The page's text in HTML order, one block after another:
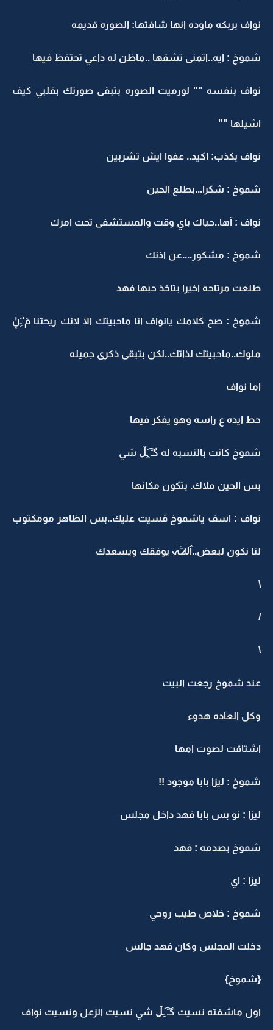
نواف بربكه ماوده انها شافتها: الصوره قديمه
شموخ : ايه..اتمنى تشقها ..ماظن له داعي تحتفظ فيها
نواف بنفسه "" لورميت الصوره بتبقى صورتك بقلبي كيف
اشيلها ""
نواف بكذب: اكيد.. عفوا ايش تشربين
شموخ : شكرا...بطلع الحين
نواف : آها..حياك باي وقت والمستشفى تحت امرك
شموخ : مشكور....عن اذنك
طلعت مرتاحه اخيرا بتاخذ حبها فهد
شموخ : صح كلامك يانواف انا ماحبيتك اﻻ ﻻنك ريحتنا مَ‘ـَِنٍْ
ملوك..ماحبيتك لذاتك..لكن بتبقى ذكرى جميله
اما نواف
حط ايده ع راسه وهو يفكر فيها
شموخ كانت بالنسبه له ‏گـّ ̯͡ـڵ شي
بس الحين ملاك. بتكون مكانها
نواف : اسف ياشموخ قسيت عليك..بس الظاهر مومكتوب
لنا نكون لبعض..ٱل̷̷لـَـََہ يوفقك ويسعدك
\
/
\
عند شموخ رجعت البيت
وكل العاده هدوء
اشتاقت لصوت امها
شموخ : ليزا بابا موجود !!
ليزا : نو بس بابا فهد داخل مجلس
شموخ بصدمه : فهد
ليزا : اي
شموخ : خلاص طيب روحي
دخلت المجلس وكان فهد جالس
{شموخ}
اول ماشفته نسيت ‏گـّ ̯͡ـڵ شي نسيت الزعل ونسيت نواف